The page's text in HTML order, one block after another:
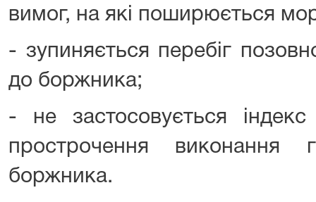
вимог, на які поширюється
- зупиняється перебіг
до боржника;
- не застосовується
прострочення виконання
боржника.